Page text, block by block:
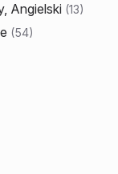
Angielski (13)
(54)